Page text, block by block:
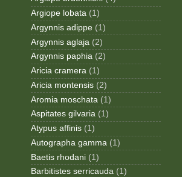
Argiope lobata (1)
Argynnis adippe (1)
Argynnis aglaja (2)
Argynnis paphia (2)
Aricia cramera (1)
Aricia montensis (2)
Aromia moschata (1)
Aspitates gilvaria (1)
Atypus affinis (1)
Autographa gamma (1)
Baetis rhodani (1)
Barbitistes serricauda (1)